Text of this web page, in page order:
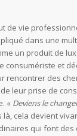
de vie
dans une
un produit de
consumériste et
rencontrer des
leur prise de
« Deviens le
là, cela devient
qui font